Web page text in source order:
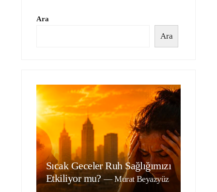
Ara
Ara
Sıcak Geceler Ruh Sağlığımızı
Etkiliyor mu?—Murat Beyazyüz